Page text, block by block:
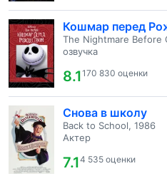
Кошмар перед
The Nightmare Before
озвучка
8.1170 830 оценки
Снова в школу
Back to School, 1986
Актер
7.14 535 оценки